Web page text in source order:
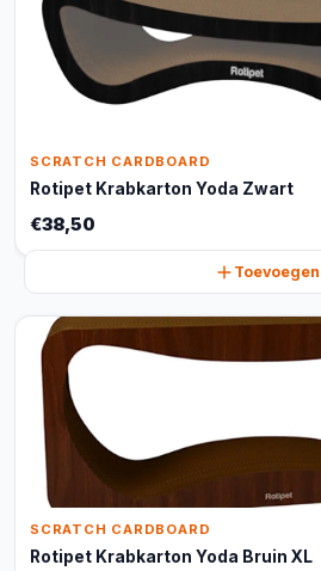
SCRATCH CARDBOARD
Rotipet Krabkarton Yoda Zwart
€38,50
Toevoegen
SCRATCH CARDBOARD
Rotipet Krabkarton Yoda Bruin XL